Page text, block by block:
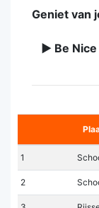
Geniet van
► Be
1
2